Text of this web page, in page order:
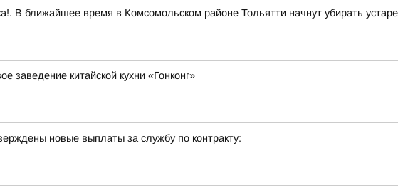
В ближайшее время в Комсомольском районе Тольятти начнут убирать
заведение китайской кухни «Гонконг»
новые выплаты за службу по контракту: